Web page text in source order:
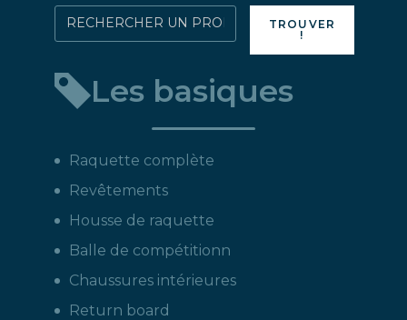
Rechercher
directement
produit
:
TROUVER
!
Les basiques
Raquette complète
Revêtements
Housse de raquette
Balle de compétitionn
Chaussures intérieures
Return board